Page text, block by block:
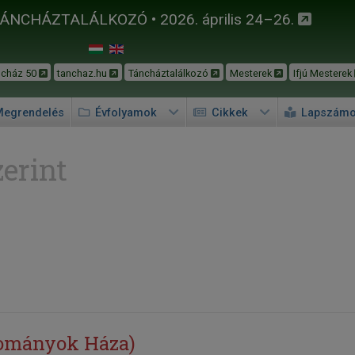
• 2026. április 24–26.
50 tanchaz.hu Táncháztalálkozó Mesterek Ifjú Mesterek
Évfolyamok Cikkek
Háza)